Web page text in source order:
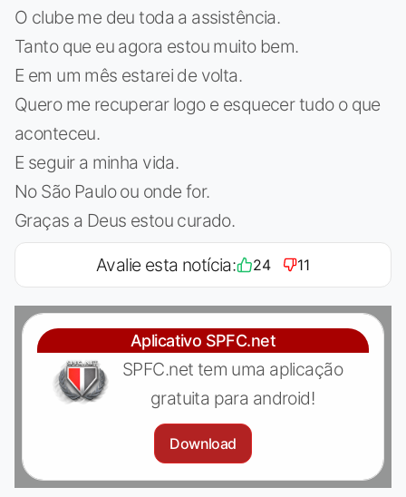
O clube me deu toda a assistência.
Tanto que eu agora estou muito bem.
E em um mês estarei de volta.
Quero me recuperar logo e esquecer tudo o que
aconteceu.
E seguir a minha vida.
No São Paulo ou onde for.
Graças a Deus estou curado.
Avalie esta notícia: 24 11
Aplicativo SPFC.net
SPFC.net tem uma aplicação
gratuita para android!
Download